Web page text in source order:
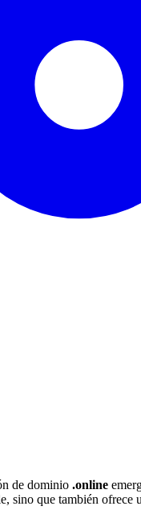
de dominio .online
sino que también